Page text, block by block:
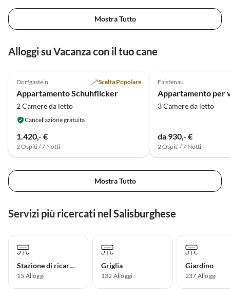
Mostra Tutto
Alloggi su Vacanza con il tuo cane
Dorfgastein Scelta Popolare
Appartamento Schuhflicker
2 Camere da letto
Cancellazione gratuita
1.420,- €
2 Ospiti / 7 Notti
Faistenau
3 Camere da letto
da 930,- €
2 Ospiti / 7 Notti
Mostra Tutto
Servizi più ricercati nel Salisburghese
Stazione di ricarica per auto elettriche
15 Alloggi
Griglia
132 Alloggi
Giardino
237 Alloggi